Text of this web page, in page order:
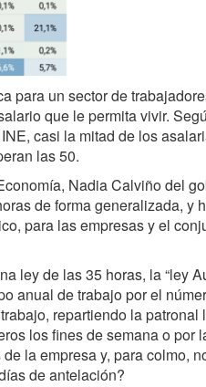
para un sector de
que le permita vivir.
casi la mitad de los
las 50.
Nadia Calviño del
de forma generalizada, y
para las empresas y el
ley de las 35 horas, la “ley
anual de trabajo por el
repartiendo la patronal
los fines de semana o por
la empresa y, para colmo,
de antelación?